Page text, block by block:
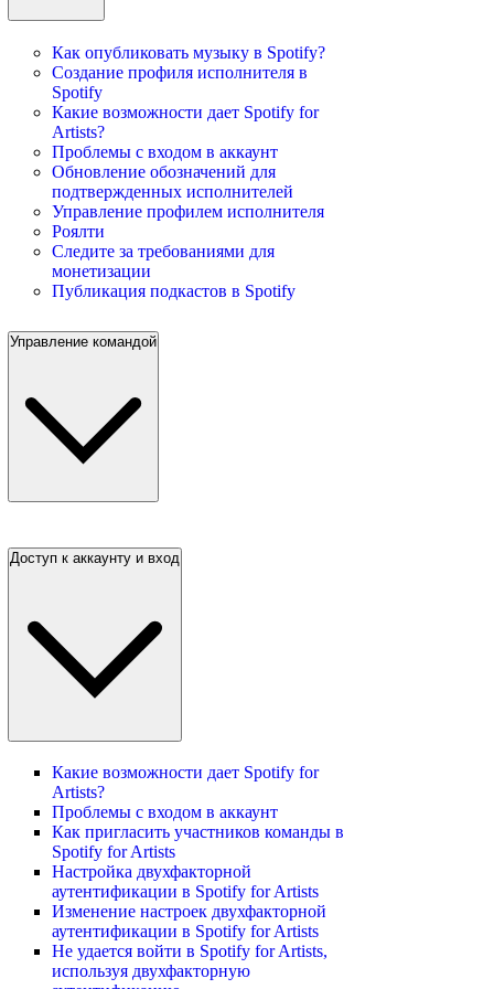
Как опубликовать музыку в Spotify?
Создание профиля исполнителя в
Spotify
Какие возможности дает Spotify for
Artists?
Проблемы с входом в аккаунт
Обновление обозначений для
подтвержденных исполнителей
Управление профилем исполнителя
Роялти
Следите за требованиями для
монетизации
Публикация подкастов в Spotify
Управление командой
Доступ к аккаунту и вход
Какие возможности дает Spotify for
Artists?
Проблемы с входом в аккаунт
Как пригласить участников команды в
Spotify for Artists
Настройка двухфакторной
аутентификации в Spotify for Artists
Изменение настроек двухфакторной
аутентификации в Spotify for Artists
Не удается войти в Spotify for Artists,
используя двухфакторную